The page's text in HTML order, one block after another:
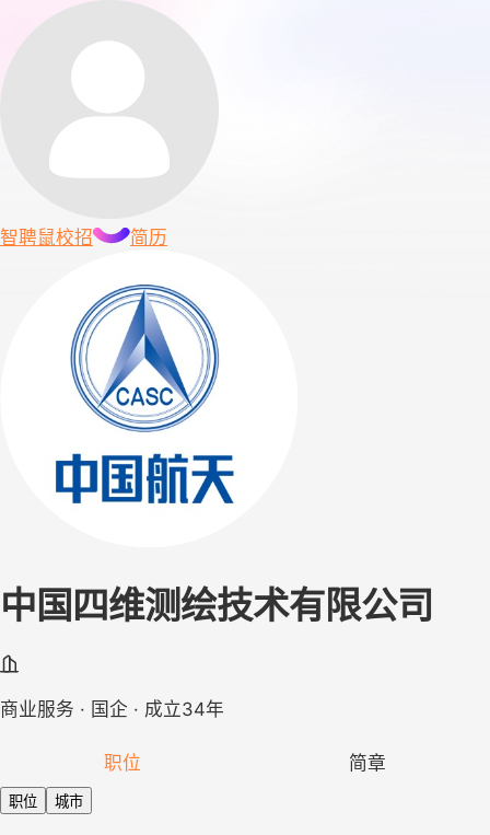
智聘鼠校招 简历
中国四维测绘技术有限公司
商业服务 · 国企 · 成立34年
职位 简章
职位 城市